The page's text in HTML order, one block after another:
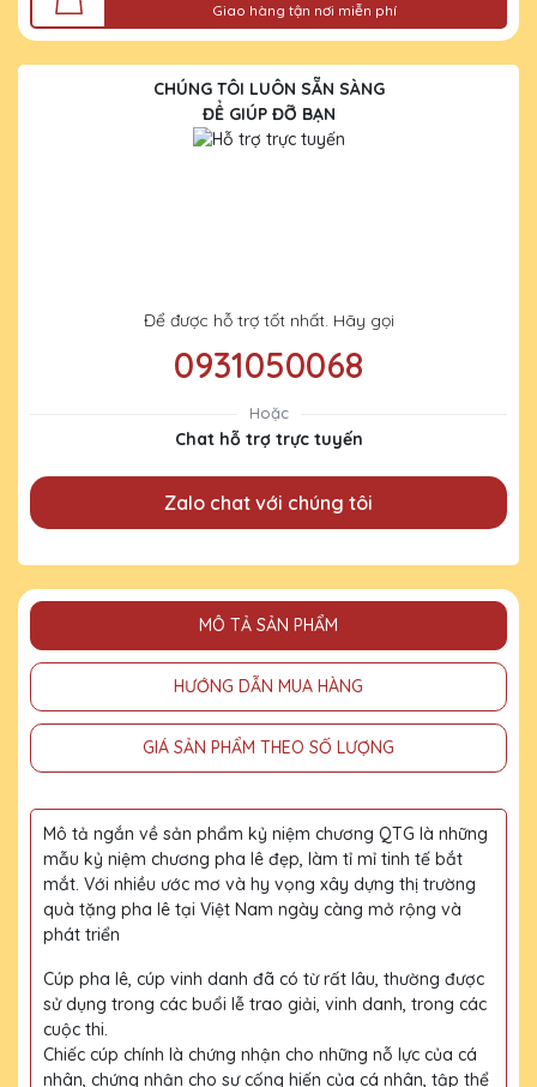
Giao hàng tận nơi miễn phí
CHÚNG TÔI LUÔN SẴN SÀNG
ĐỂ GIÚP ĐỠ BẠN
Để được hỗ trợ tốt nhất. Hãy gọi
0931050068
Hoặc
Chat hỗ trợ trực tuyến
Zalo chat với chúng tôi
MÔ TẢ SẢN PHẨM
HƯỚNG DẪN MUA HÀNG
GIÁ SẢN PHẨM THEO SỐ LƯỢNG
Mô tả ngắn về sản phẩm kỷ niệm chương QTG là những
mẫu kỷ niệm chương pha lê đẹp, làm tỉ mỉ tinh tế bắt
mắt. Với nhiều ước mơ và hy vọng xây dựng thị trường
quà tặng pha lê tại Việt Nam ngày càng mở rộng và
phát triển
Cúp pha lê, cúp vinh danh đã có từ rất lâu, thường được
sử dụng trong các buổi lễ trao giải, vinh danh, trong các
cuộc thi.
Chiếc cúp chính là chứng nhận cho những nỗ lực của cá
nhân, chứng nhận cho sự cống hiến của cá nhân, tập thể